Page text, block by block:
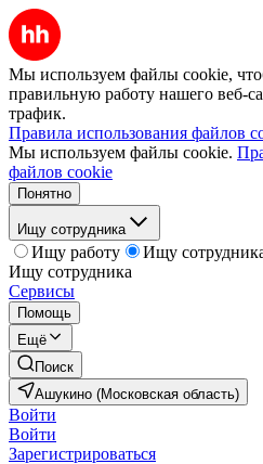
Мы используем файлы cookie,
правильную работу нашего веб-
трафик.
Правила использования файлов
Мы используем файлы cookie.
файлов cookie
Понятно
Ищу сотрудника
Ищу работу
Ищу
Ищу сотрудника
Сервисы
Помощь
Ещё
Поиск
Ашукино (Московская область)
Войти
Войти
Зарегистрироваться